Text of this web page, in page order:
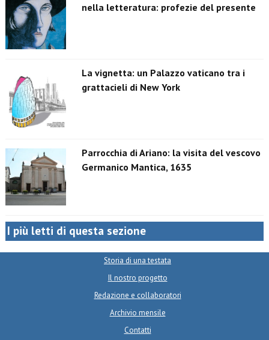
nella letteratura: profezie del presente
La vignetta: un Palazzo vaticano tra i
grattacieli di New York
Parrocchia di Ariano: la visita del vescovo
Germanico Mantica, 1635
I più letti di questa sezione
Storia di una testata
Il nostro progetto
Redazione e collaboratori
Archivio mensile
Contatti